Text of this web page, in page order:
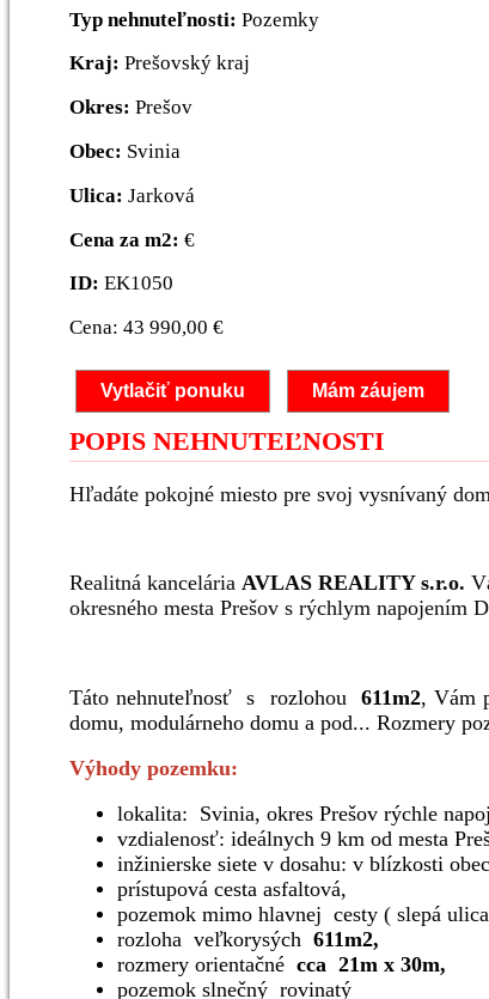
Typ nehnuteľnosti: Pozemky
Kraj: Prešovský kraj
Okres: Prešov
Obec: Svinia
Ulica: Jarková
Cena za m2: €
ID: EK1050
Cena: 43 990,00 €
Vytlačiť ponuku Mám záujem
POPIS NEHNUTEĽNOSTI
Hľadáte pokojné miesto pre svoj vysnívaný
Realitná kancelária AVLAS REALITY s.r.o.
okresného mesta Prešov s rýchlym napojením
Táto nehnuteľnosť s rozlohou 611m2, Vám
domu, modulárneho domu a pod... Rozmery
Výhody pozemku:
lokalita: Svinia, okres Prešov rýchle
vzdialenosť: ideálnych 9 km od mesta
inžinierske siete v dosahu: v blízkosti
prístupová cesta asfaltová,
pozemok mimo hlavnej cesty ( slepá
rozloha veľkorysých 611m2,
rozmery orientačné cca 21m x 30m,
pozemok slnečný rovinatý